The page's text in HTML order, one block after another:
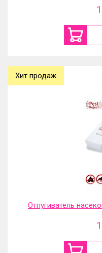
Хит продаж
Отпугиватель